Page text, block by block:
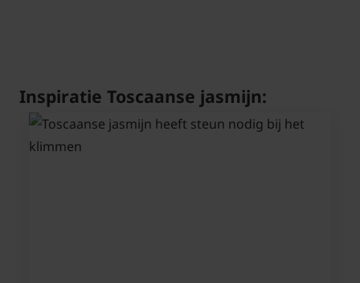
Inspiratie Toscaanse jasmijn: